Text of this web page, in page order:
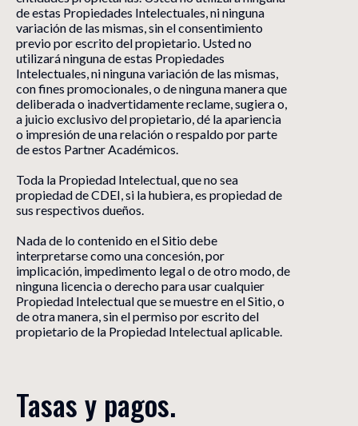
de estas Propiedades Intelectuales, ni ninguna
variación de las mismas, sin el consentimiento
previo por escrito del propietario. Usted no
utilizará ninguna de estas Propiedades
Intelectuales, ni ninguna variación de las mismas,
con fines promocionales, o de ninguna manera que
deliberada o inadvertidamente reclame, sugiera o,
a juicio exclusivo del propietario, dé la apariencia
o impresión de una relación o respaldo por parte
de estos Partner Académicos.
Toda la Propiedad Intelectual, que no sea
propiedad de CDEI, si la hubiera, es propiedad de
sus respectivos dueños.
Nada de lo contenido en el Sitio debe
interpretarse como una concesión, por
implicación, impedimento legal o de otro modo, de
ninguna licencia o derecho para usar cualquier
Propiedad Intelectual que se muestre en el Sitio, o
de otra manera, sin el permiso por escrito del
propietario de la Propiedad Intelectual aplicable.
Tasas y pagos.